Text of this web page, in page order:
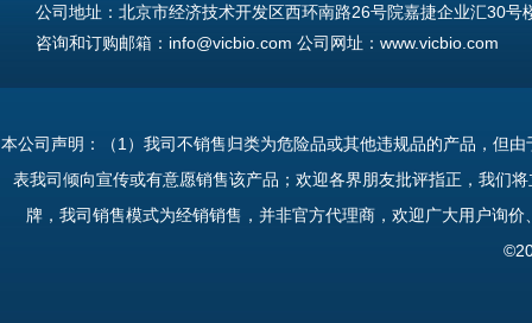
公司地址：北京市经济技术开发区西环南路26号院嘉捷企业汇30号
咨询和订购邮箱：info@vicbio.com 公司网址：www.vicbio.com
Tel: +86-13691409741
Address: Room 603, Floor 6, Building 30A, No.26, Xihuannan
本公司声明：（1）我司不销售归类为危险品或其他违规品的产品，但
表我司倾向宣传或有意愿销售该产品；欢迎各界朋友批评指正，我们
牌，我司销售模式为经销销售，并非官方代理商，欢迎广大用户询